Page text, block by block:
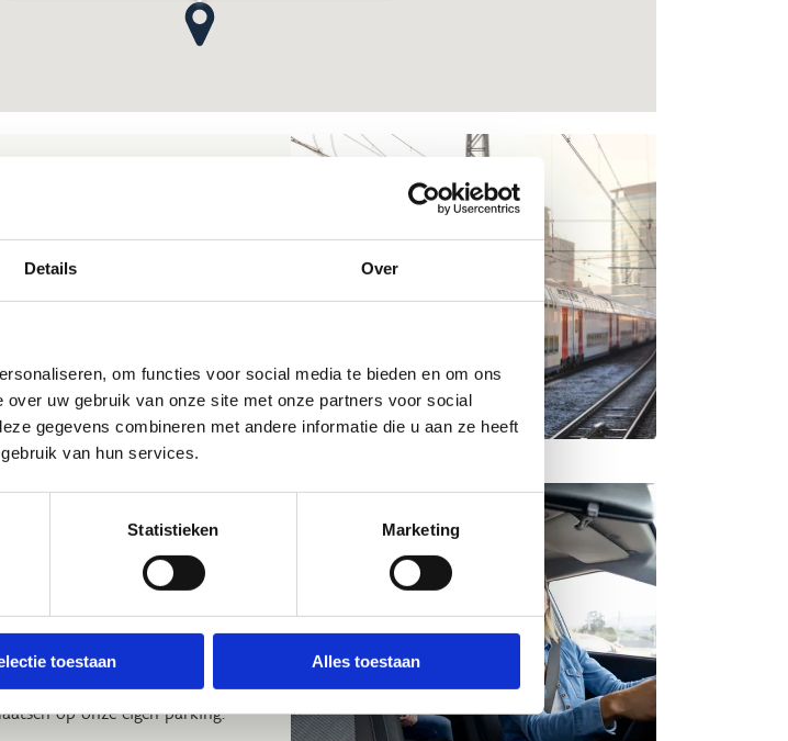
Details Over
om functies voor social media te bieden en om ons
uw gebruik van onze site met onze partners voor social
gegevens combineren met andere informatie die u aan ze heeft
van hun services.
Statistieken Marketing
toestaan Alles toestaan
afstappen in het station van
nog 10 minuten stappen naar
aan de halte
Oude Steenweg. Dit zijn
bij het sportcentrum.
ligt op een steenworp van het
in de richting van
sla je rechts af. 200m
binnen.
op onze eigen parking.